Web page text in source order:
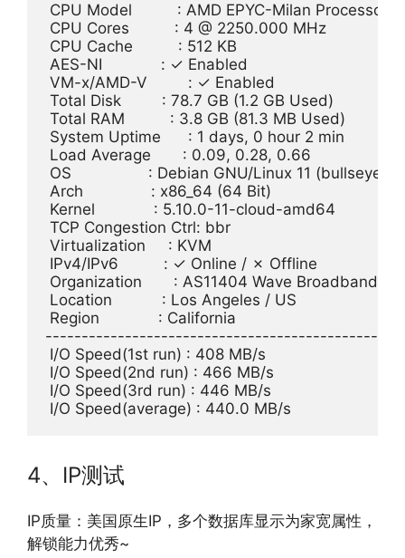
CPU Model          : AMD EPYC-Milan Processor
CPU Cores          : 4 @ 2250.000 MHz
CPU Cache          : 512 KB
AES-NI             : ✓ Enabled
VM-x/AMD-V         : ✓ Enabled
Total Disk         : 78.7 GB (1.2 GB Used)
Total RAM          : 3.8 GB (81.3 MB Used)
System Uptime      : 1 days, 0 hour 2 min
Load Average       : 0.09, 0.28, 0.66
OS                 : Debian GNU/Linux 11 (bullseye)
Arch               : x86_64 (64 Bit)
Kernel             : 5.10.0-11-cloud-amd64
TCP Congestion Ctrl: bbr
Virtualization     : KVM
IPv4/IPv6          : ✓ Online / ✗ Offline
Organization       : AS11404 Wave Broadband
Location           : Los Angeles / US
Region             : California
I/O Speed(1st run) : 408 MB/s
I/O Speed(2nd run) : 466 MB/s
I/O Speed(3rd run) : 446 MB/s
4、IP测试
IP质量：美国原生IP，多个数据库显示为家宽属性，
解锁能力优秀~